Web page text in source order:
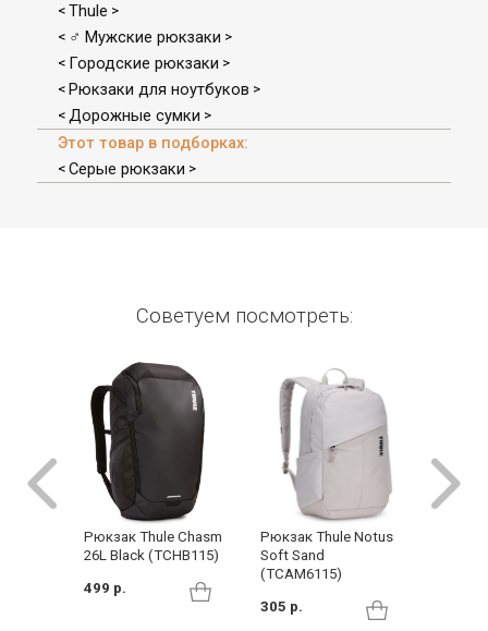
< Thule >
< ♂ Мужские рюкзаки >
< Городские рюкзаки >
< Рюкзаки для ноутбуков >
< Дорожные сумки >
Этот товар в подборках:
< Серые рюкзаки >
Советуем посмотреть:
Рюкзак Thule Chasm
26L Black (TCHB115)
499 р.
Рюкзак Thule Notus
Soft Sand
(TCAM6115)
305 р.